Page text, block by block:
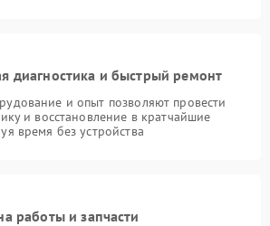
диагностика и быстрый ремонт
и опыт позволяют провести
и восстановление в кратчайшие
время без устройства
работы и запчасти